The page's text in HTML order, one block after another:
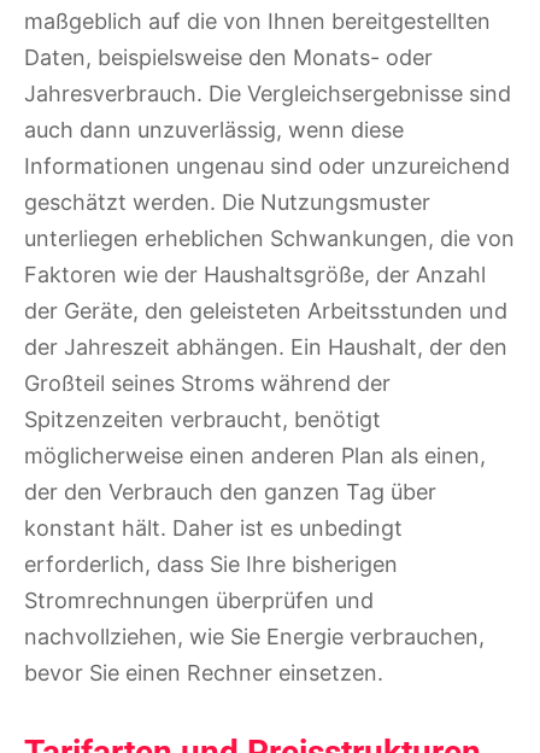
maßgeblich auf die von Ihnen bereitgestellten
Daten, beispielsweise den Monats- oder
Jahresverbrauch. Die Vergleichsergebnisse sind
auch dann unzuverlässig, wenn diese
Informationen ungenau sind oder unzureichend
geschätzt werden. Die Nutzungsmuster
unterliegen erheblichen Schwankungen, die von
Faktoren wie der Haushaltsgröße, der Anzahl
der Geräte, den geleisteten Arbeitsstunden und
der Jahreszeit abhängen. Ein Haushalt, der den
Großteil seines Stroms während der
Spitzenzeiten verbraucht, benötigt
möglicherweise einen anderen Plan als einen,
der den Verbrauch den ganzen Tag über
konstant hält. Daher ist es unbedingt
erforderlich, dass Sie Ihre bisherigen
Stromrechnungen überprüfen und
nachvollziehen, wie Sie Energie verbrauchen,
bevor Sie einen Rechner einsetzen.